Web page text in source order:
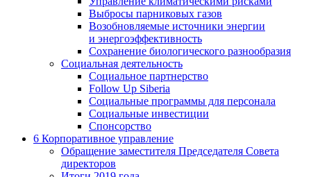
Выбросы парниковых газов
Возобновляемые источники энергии
и энергоэффективность
Сохранение биологического разнообразия
Социальная деятельность
Социальное партнерство
Follow Up Siberia
Социальные программы для персонала
Социальные инвестиции
Спонсорство
6 Корпоративное управление
Обращение заместителя Председателя Совета
директоров